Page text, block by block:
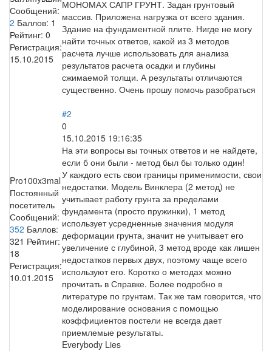
Сообщений:
2 Баллов: 1
Рейтинг: 0
Регистрация:
15.10.2015
МОНОМАХ САПР ГРУНТ. Задан грунтовый
массив. Приложена нагрузка от всего здания.
Здание на фундаментной плите. Нигде не могу
найти точных ответов, какой из 3 методов
расчета лучше использовать для анализа
результатов расчета осадки и глубины
сжимаемой толщи. А результаты отличаются
существенно. Очень прошу помочь разобраться
Pro100x3mal
Постоянный
посетитель
Сообщений:
352 Баллов:
321 Рейтинг:
18
Регистрация:
10.01.2015
#2
0
15.10.2015 19:16:35
На эти вопросы вы точных ответов и не найдете,
если б они были - метод был бы только один!
У каждого есть свои границы применимости, свои
недостатки. Модель Винклера (2 метод) не
учитывает работу грунта за пределами
фундамента (просто пружинки), 1 метод
использует усредненные значения модуля
деформации грунта, значит не учитывает его
увеличение с глубиной, 3 метод вроде как лишен
недостатков первых двух, поэтому чаще всего
используют его. Коротко о методах можно
прочитать в Справке. Более подробно в
литературе по грунтам. Так же там говорится, что
моделирование основания с помощью
коэффициентов постели не всегда дает
приемлемые результаты.
Everybody Lies